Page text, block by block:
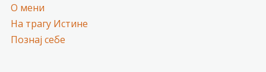
О мени
На трагу Истине
Познај себе